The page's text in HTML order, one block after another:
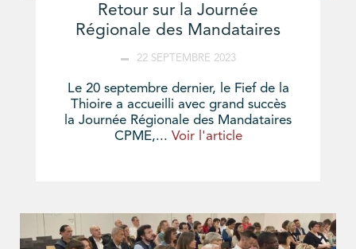
Retour sur la Journée
Régionale des Mandataires
22 SEPTEMBRE 2023
Le 20 septembre dernier, le Fief de la
Thioire a accueilli avec grand succès
la Journée Régionale des Mandataires
CPME,... Voir l'article